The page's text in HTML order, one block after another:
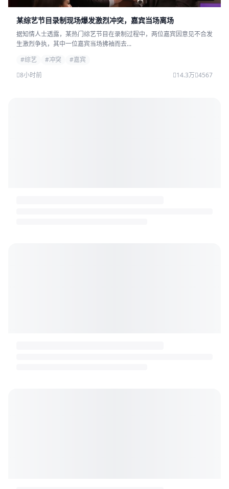
某综艺节目录制现场爆发激烈冲突，嘉宾当场离场
据知情人士透露，某热门综艺节目在录制过程中，两位嘉宾因意见不合发
生激烈争执，其中一位嘉宾当场拂袖而去...
#综艺
#冲突
#嘉宾
8小时前
14.3万 4567